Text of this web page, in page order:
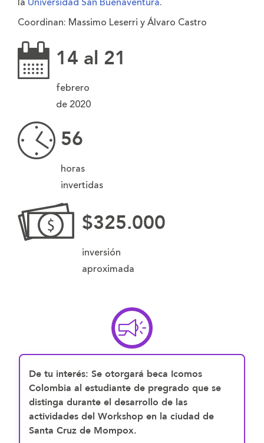
Coordinan: Massimo Leserri y Álvaro Castro
14 al 21
febrero
de 2020
56
horas
invertidas
$325.000
inversión
aproximada
De tu interés: Se otorgará beca Icomos
Colombia al estudiante de pregrado que se
distinga durante el desarrollo de las
actividades del Workshop en la ciudad de
Santa Cruz de Mompox.